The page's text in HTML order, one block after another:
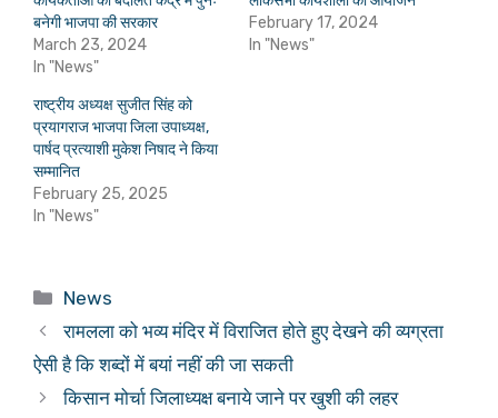
बनेगी भाजपा की सरकार
March 23, 2024
In "News"
February 17, 2024
In "News"
राष्ट्रीय अध्यक्ष सुजीत सिंह को
प्रयागराज भाजपा जिला उपाध्यक्ष,
पार्षद प्रत्याशी मुकेश निषाद ने किया
सम्मानित
February 25, 2025
In "News"
Categories
News
रामलला को भव्य मंदिर में विराजित होते हुए देखने की व्यग्रता
ऐसी है कि शब्दों में बयां नहीं की जा सकती
किसान मोर्चा जिलाध्यक्ष बनाये जाने पर खुशी की लहर